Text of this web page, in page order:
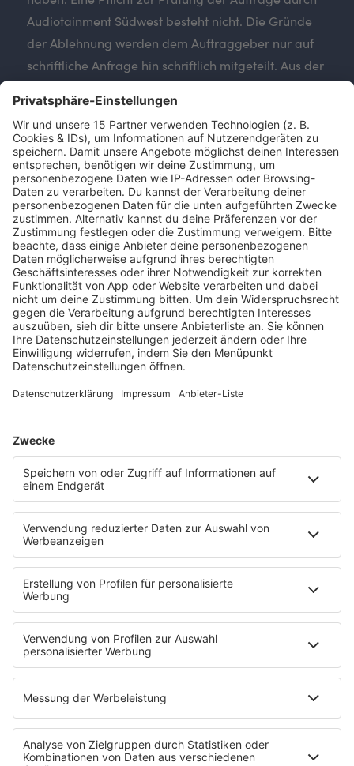
Audiotainment Südwest besteht nicht. Die Gründe
der Ablehnung werden dem Auftraggeber nur auf
schriftliche Anfrage hin schriftlich mitgeteilt. Aus der
und im Zusammenhang mit der Ablehnung können
gegenüber Audiotainment Südwest keine
Ansprüche geltend gemacht werden.
3. Ist die Einhaltung des vereinbarten
Sendetermins bzw. Zeitfensters bzw. der
vereinbarten Kombination aus Werbefläche und
Schaltzeit des Auftrags nicht möglich, wird der
Auftrag in der davor oder danach liegenden
Zeitzone ausgestrahlt bzw. verbreitet.
Darüberhinausgehende Änderungen bedürfen der
Zustimmung des Auftraggebers in Textform (als
Brief, E-Mail/PDF). Ist für diese Zeitzone eine
höhere Vergütung gemäß gültiger Preisliste
vorgesehen, wird diese Differenz nicht berechnet.
Differenz. Eine Gewähr für die Sendung in
bestimmten Werbeblöcken innerhalb einer Zeitzone
oder in bestimmter Reihenfolge oder für eine
bestimmte Umfeldplatzierung kann nicht
übernommen werden. Wünsche nach
Konkurrenzausschluss werden nach Möglichkeit
berücksichtigt. Ein Anspruch auf
Konkurrenzausschluss und/oder mit einem
Konkurrenzschutz einhergehende sonstige
Ansprüche bestehen nicht bzw. werden dadurch
nicht begründet.
Veröffentlichungsrechte der von Audiotainment
Südwest für den Auftraggeber produzierten